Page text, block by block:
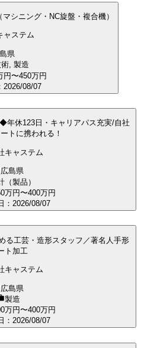
シニング・NC旋盤・複合機）
ャステム
県
, 製造
円〜450万円
2026/08/07
年休123日・キャリアパス充実/自社
トに携われる！
キャステム
広島県
（製品）
万円〜400万円
： 2026/08/07
る工芸・造形スタッフ／著名人手形
ト加工
キャステム
広島県
製造
万円〜400万円
： 2026/08/07